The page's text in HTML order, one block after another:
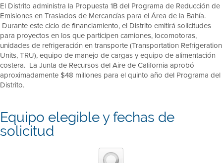
El Distrito administra la Propuesta 1B del Programa de Reducción de
Emisiones en Traslados de Mercancías para el Área de la Bahía.
Durante este ciclo de financiamiento, el Distrito emitirá solicitudes
para proyectos en los que participen camiones, locomotoras,
unidades de refrigeración en transporte (Transportation Refrigeration
Units, TRU), equipo de manejo de cargas y equipo de alimentación
costera. La Junta de Recursos del Aire de California aprobó
aproximadamente $48 millones para el quinto año del Programa del
Distrito.
Equipo elegible y fechas de
solicitud